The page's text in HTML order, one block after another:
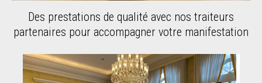
Des prestations de qualité avec nos traiteurs
partenaires pour accompagner votre manifestation